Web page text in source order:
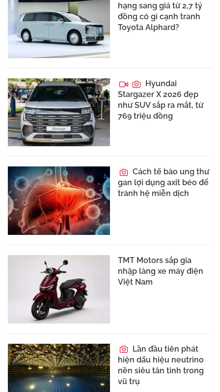
hạng sang giá từ 2,7 tỷ
đồng có gì cạnh tranh
Toyota Alphard?
Hyundai
Stargazer X 2026 đẹp
như SUV sắp ra mắt, từ
769 triệu đồng
Cách tế bào ung thư
gan lợi dụng axit béo để
tránh hệ miễn dịch
TMT Motors sắp gia
nhập làng xe máy điện
Việt Nam
Lần đầu tiên phát
hiện dấu hiệu neutrino
nền siêu tân tinh trong
vũ trụ